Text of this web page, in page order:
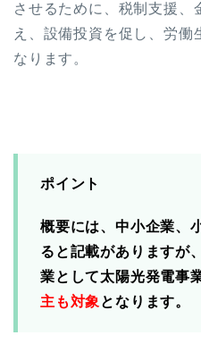
させるために、税制支援、
え、設備投資を促し、労働
なります。
ポイント
概要には、中小企業、
ると記載がありますが
業として太陽光発電事
主も対象 となります。